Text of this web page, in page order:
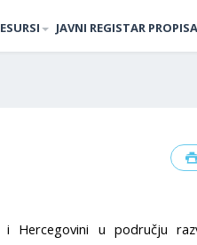
JAVNI REGISTAR
Hercegovini u području